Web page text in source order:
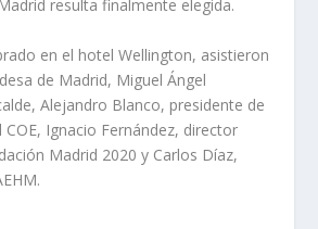
resulta finalmente elegida.
en el hotel Wellington, asistieron
de Madrid, Miguel Ángel
Alejandro Blanco, presidente de
COE, Ignacio Fernández, director
Madrid 2020 y Carlos Díaz,